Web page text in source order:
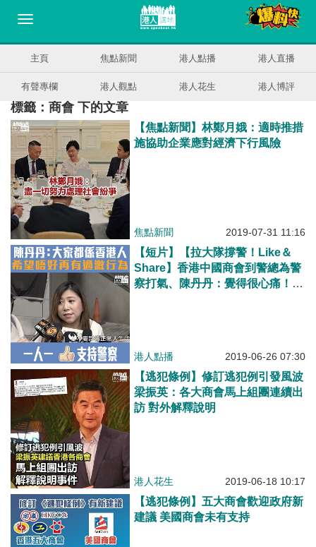
主頁 焦點新聞 港人點播 港人直播
有聲專欄 港人觀點 港人花生 港人博評
標籤：商會 下的文章
【焦點新聞】林鄭月娥：適時推措
施協助企業應對經濟下行風險
焦點新聞 2019-07-31 11:16
【短片】【拉大隊撐警！Like＆
Share】香港中國商會到警總為警
察打氣、陳丹丹：覺得很心痛！始
港人點播 2019-06-26 07:30
【逃犯條例】修訂逃犯例引發風波
梁振英：各大商會馬上組團連續出
訪 對外解釋說明
港人花生 2019-06-18 10:17
【逃犯條例】五大商會歡迎政府新
建議 美國商會未有支持